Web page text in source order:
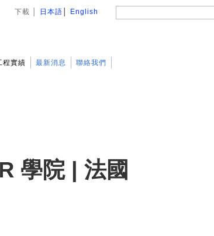
下載 日本語 English
程實績 最新消息 聯絡我們
學院 | 法國